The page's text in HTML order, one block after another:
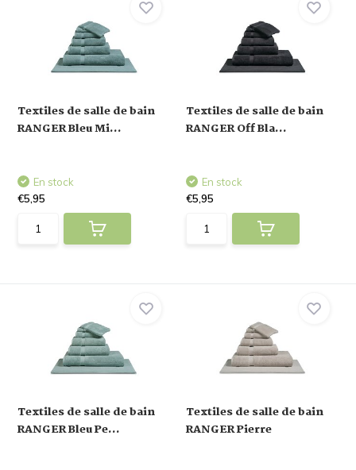
Textiles de salle de bain
RANGER Bleu Mi...
En stock
€5,95
Textiles de salle de bain
RANGER Off Bla...
En stock
€5,95
Textiles de salle de bain
RANGER Bleu Pe...
Textiles de salle de bain
RANGER Pierre